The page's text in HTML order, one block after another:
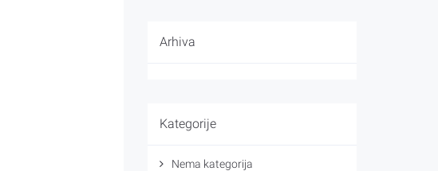
Arhiva
Kategorije
Nema kategorija